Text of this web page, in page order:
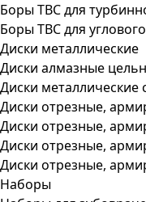
Боры ТВС для
Боры ТВС для
Диски металлические
Диски алмазные
Диски
Диски отрезные,
Диски отрезные,
Диски отрезные,
Диски отрезные,
Наборы